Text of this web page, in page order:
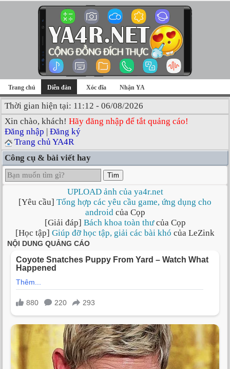
Trang chủ Diễn đàn Xóc đĩa Nhận YA
Thời gian hiện tại: 11:12 - 06/08/2026
Xin chào, khách! Hãy đăng nhập để tắt quảng cáo!
Đăng nhập | Đăng ký
Trang chủ YA4R
Công cụ & bài viết hay
Tìm
UPLOAD ảnh của ya4r.net
[Yêu cầu] Tổng hợp các yêu cầu game, ứng dụng cho
androidcủa Cọp
[Giải đáp] Bách khoa toàn thưcủa Cọp
[Học tập] Giúp đỡ học tập, giải các bài khó của LeZink